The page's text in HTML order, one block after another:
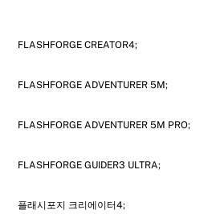
FLASHFORGE CREATOR4;
FLASHFORGE ADVENTURER 5M;
FLASHFORGE ADVENTURER 5M PRO;
FLASHFORGE GUIDER3 ULTRA;
플래시포지 크리에이터4;